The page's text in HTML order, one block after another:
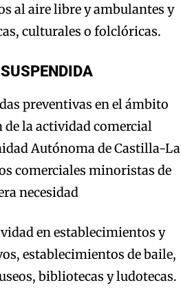
al aire libre y ambulantes y
culturales o folclóricas.
preventivas en el ámbito
la actividad comercial
Autónoma de Castilla-La
comerciales minoristas de
necesidad
en establecimientos y
establecimientos de baile,
bibliotecas y ludotecas.